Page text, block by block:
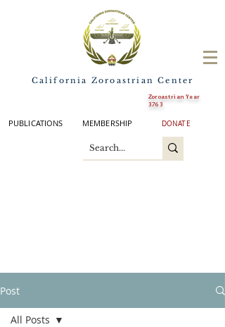
California Zoroastrian Center
Zoroastrian Year
3763
PUBLICATIONS MEMBERSHIP DONATE
Post
All Posts